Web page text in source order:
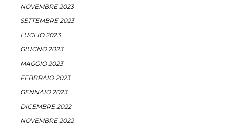
NOVEMBRE 2023
SETTEMBRE 2023
LUGLIO 2023
GIUGNO 2023
MAGGIO 2023
FEBBRAIO 2023
GENNAIO 2023
DICEMBRE 2022
NOVEMBRE 2022